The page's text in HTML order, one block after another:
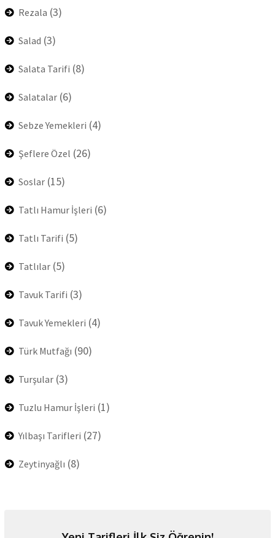
Rezala (3)
Salad (3)
Salata Tarifi (8)
Salatalar (6)
Sebze Yemekleri (4)
Şeflere Özel (26)
Soslar (15)
Tatlı Hamur İşleri (6)
Tatlı Tarifi (5)
Tatlılar (5)
Tavuk Tarifi (3)
Tavuk Yemekleri (4)
Türk Mutfağı (90)
Turşular (3)
Tuzlu Hamur İşleri (1)
Yılbaşı Tarifleri (27)
Zeytinyağlı (8)